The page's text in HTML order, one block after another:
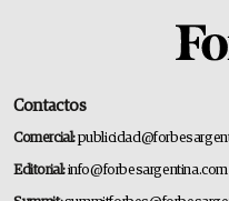
Contactos
Comercial:
Editorial:info@forbesargentina.com